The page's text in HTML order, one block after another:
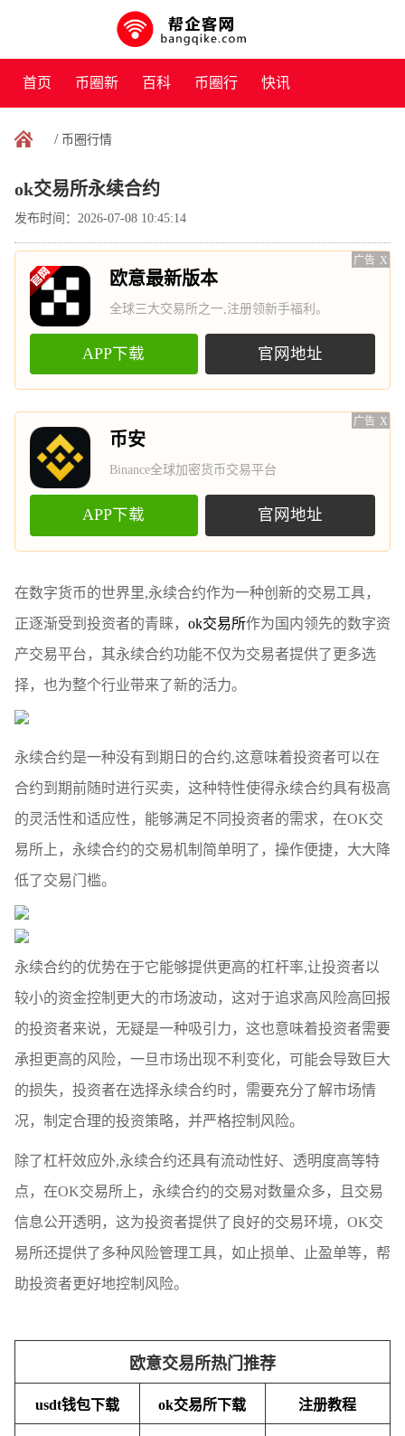
首页 币圈新
闻
百科 币圈行 快讯
/ 币圈行情
ok交易所永续合约
发布时间：2026-07-08 10:45:14
广告 X
欧意最新版本
全球三大交易所之一,注册领新手福利。
APP下载 官网地址
广告 X
币安
Binance全球加密货币交易平台
APP下载 官网地址
在数字货币的世界里,永续合约作为一种创新的交易工具，
正逐渐受到投资者的青睐， ok交易所作为国内领先的数字资
产交易平台，其永续合约功能不仅为交易者提供了更多选
择，也为整个行业带来了新的活力。
永续合约是一种没有到期日的合约,这意味着投资者可以在
合约到期前随时进行买卖，这种特性使得永续合约具有极高
的灵活性和适应性，能够满足不同投资者的需求，在OK交
易所上，永续合约的交易机制简单明了，操作便捷，大大降
低了交易门槛。
永续合约的优势在于它能够提供更高的杠杆率,让投资者以
较小的资金控制更大的市场波动，这对于追求高风险高回报
的投资者来说，无疑是一种吸引力，这也意味着投资者需要
承担更高的风险，一旦市场出现不利变化，可能会导致巨大
的损失，投资者在选择永续合约时，需要充分了解市场情
况，制定合理的投资策略，并严格控制风险。
除了杠杆效应外,永续合约还具有流动性好、透明度高等特
点，在OK交易所上，永续合约的交易对数量众多，且交易
信息公开透明，这为投资者提供了良好的交易环境，OK交
易所还提供了多种风险管理工具，如止损单、止盈单等，帮
助投资者更好地控制风险。
欧意交易所热门推荐
usdt钱包下载 ok交易所下载 注册教程